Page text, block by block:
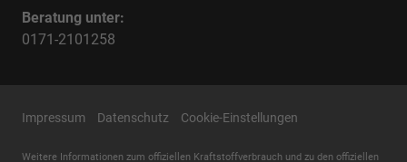
Beratung unter:
0171-2101258
Impressum Datenschutz Cookie-Einstellungen
Weitere Informationen zum offiziellen Kraftstoffverbrauch und zu den offiziellen